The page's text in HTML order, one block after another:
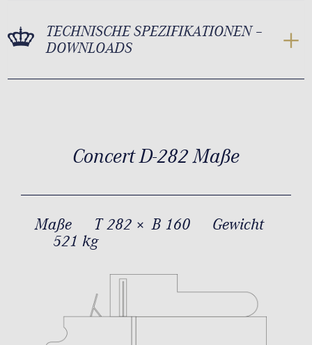
TECHNISCHE SPEZIFIKATIONEN –
DOWNLOADS
Concert D-282 Maße
Maße T 282 × B 160
Gewicht
521 kg